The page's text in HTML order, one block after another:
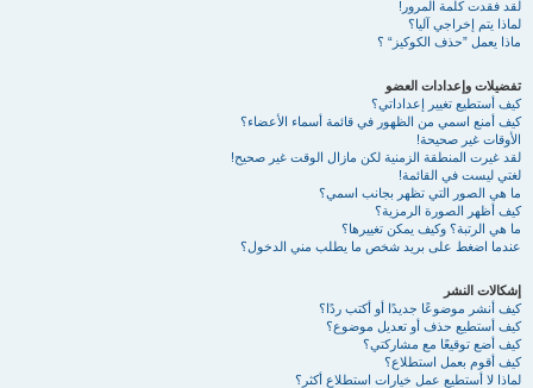
لقد فقدت كلمة المرور!
لماذا يتم إخراجي آليا؟
ماذا يعمل ”حذف الكوكيز“ ؟
تفضيلات وإعدادات العضو
كيف أستطيع تغيير إعداداتي؟
كيف أمنع اسمي من الظهور في قائمة أسماء الأعضاء؟
الأوقات غير صحيحة!
لقد غيرت المنطقة الزمنية لكن مازال الوقت غير صحيح!
لغتي ليست في القائمة!
ما هي الصور التي تظهر بجانب اسمي؟
كيف أظهر الصورة الرمزية؟
ما هي الرتبة؟ وكيف يمكن تغييرها؟
عندما اضغط على بريد شخص ما يطلب مني الدخول؟
إشكالات النشر
كيف أنشر موضوعًا جديدًا أو أكتب ردًا؟
كيف أستطيع حذف أو تعديل موضوع؟
كيف أضع توقيعًا مع مشاركتي؟
كيف أقوم بعمل استطلاع؟
لماذا لا أستطيع عمل خيارات استطلاع أكثر؟